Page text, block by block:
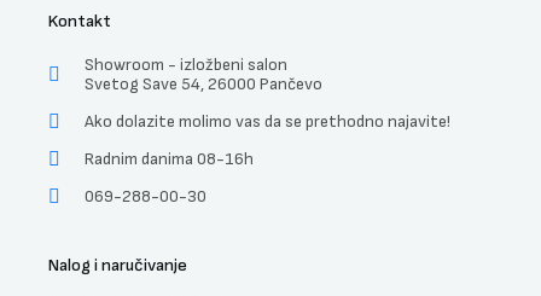
Kontakt
Showroom - izložbeni salon
Svetog Save 54, 26000 Pančevo
Ako dolazite molimo vas da se prethodno najavite!
Radnim danima 08-16h
069-288-00-30
Nalog i naručivanje